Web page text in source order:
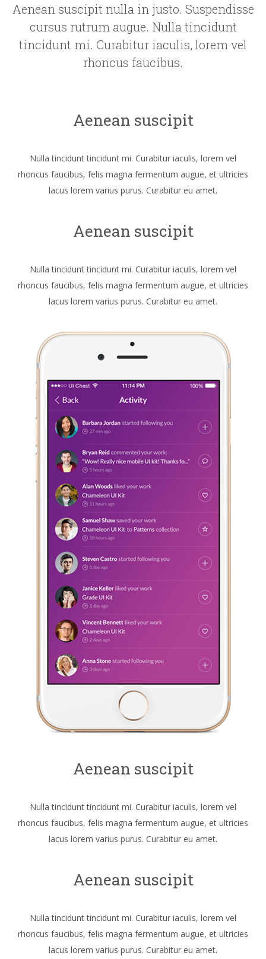
Aenean suscipit nulla in justo. Suspendisse
cursus rutrum augue. Nulla tincidunt
tincidunt mi. Curabitur iaculis, lorem vel
rhoncus faucibus.
Aenean suscipit
Nulla tincidunt tincidunt mi. Curabitur iaculis, lorem vel
rhoncus faucibus, felis magna fermentum augue, et ultricies
lacus lorem varius purus. Curabitur eu amet.
Aenean suscipit
Nulla tincidunt tincidunt mi. Curabitur iaculis, lorem vel
rhoncus faucibus, felis magna fermentum augue, et ultricies
lacus lorem varius purus. Curabitur eu amet.
Aenean suscipit
Nulla tincidunt tincidunt mi. Curabitur iaculis, lorem vel
rhoncus faucibus, felis magna fermentum augue, et ultricies
lacus lorem varius purus. Curabitur eu amet.
Aenean suscipit
Nulla tincidunt tincidunt mi. Curabitur iaculis, lorem vel
rhoncus faucibus, felis magna fermentum augue, et ultricies
lacus lorem varius purus. Curabitur eu amet.